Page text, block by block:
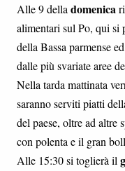
Alle 9 della domenica
alimentari sul Po, qui si
della Bassa parmense
dalle più svariate aree
Nella tarda mattinata
saranno serviti piatti
del paese, oltre ad altre
con polenta e il gran
Alle 15:30 si toglierà il